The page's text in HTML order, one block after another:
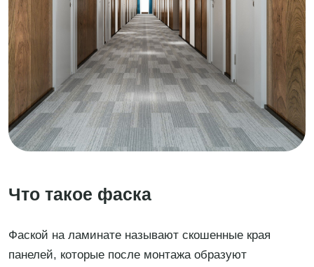
Что такое фаска
Фаской на ламинате называют скошенные края
панелей, которые после монтажа образуют